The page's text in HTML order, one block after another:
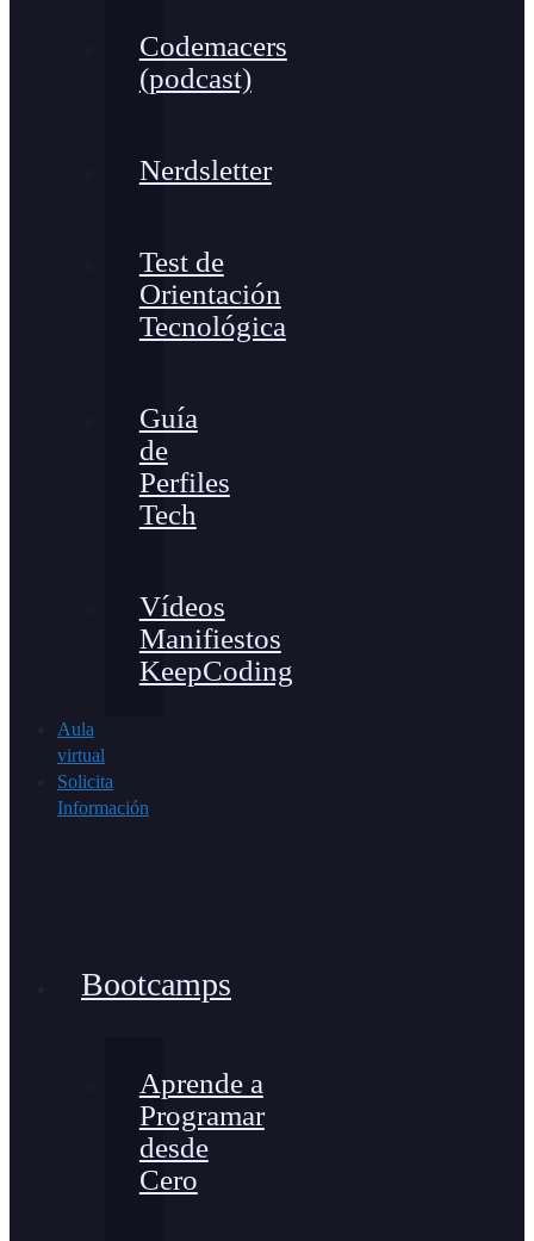
Codemacers
(podcast)
Nerdsletter
Test de
Orientación
Tecnológica
Guía
de
Perfiles
Tech
Vídeos
Manifiestos
KeepCoding
Aula
virtual
Solicita
Información
Bootcamps
Aprende a
Programar
desde
Cero